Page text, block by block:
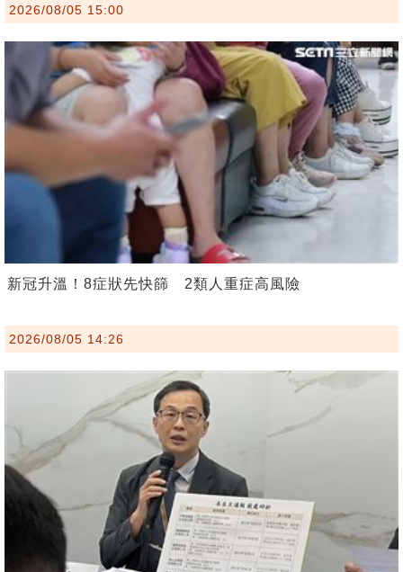
2026/08/05 15:00
新冠升溫！8症狀先快篩 2類人重症高風險
2026/08/05 14:26